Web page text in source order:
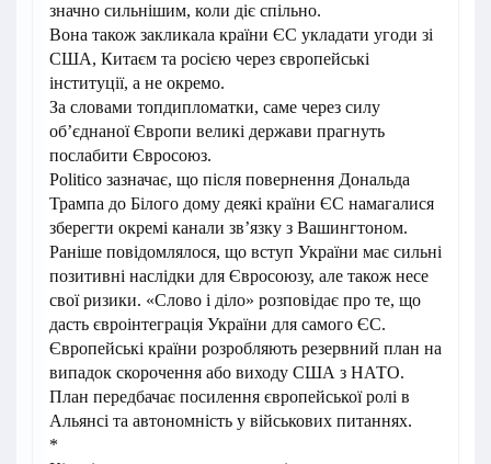
значно сильнішим, коли діє спільно.
Вона також закликала країни ЄС укладати угоди зі
США, Китаєм та росією через європейські
інституції, а не окремо.
За словами топдипломатки, саме через силу
об’єднаної Європи великі держави прагнуть
послабити Євросоюз.
Politico зазначає, що після повернення Дональда
Трампа до Білого дому деякі країни ЄС намагалися
зберегти окремі канали зв’язку з Вашингтоном.
Раніше повідомлялося, що вступ України має сильні
позитивні наслідки для Євросоюзу, але також несе
свої ризики. «Слово і діло» розповідає про те, що
дасть євроінтеграція України для самого ЄС.
Європейські країни розробляють резервний план на
випадок скорочення або виходу США з НАТО.
План передбачає посилення європейської ролі в
Альянсі та автономність у військових питаннях.
*